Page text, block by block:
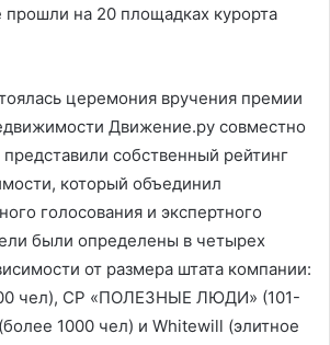
на 20 площадках курорта
церемония вручения премии
Движение.ру совместно
собственный рейтинг
который объединил
голосования и экспертного
были определены в четырех
от размера штата компании:
чел), СР «ПОЛЕЗНЫЕ ЛЮДИ» (101-
1000 чел) и Whitewill (элитное